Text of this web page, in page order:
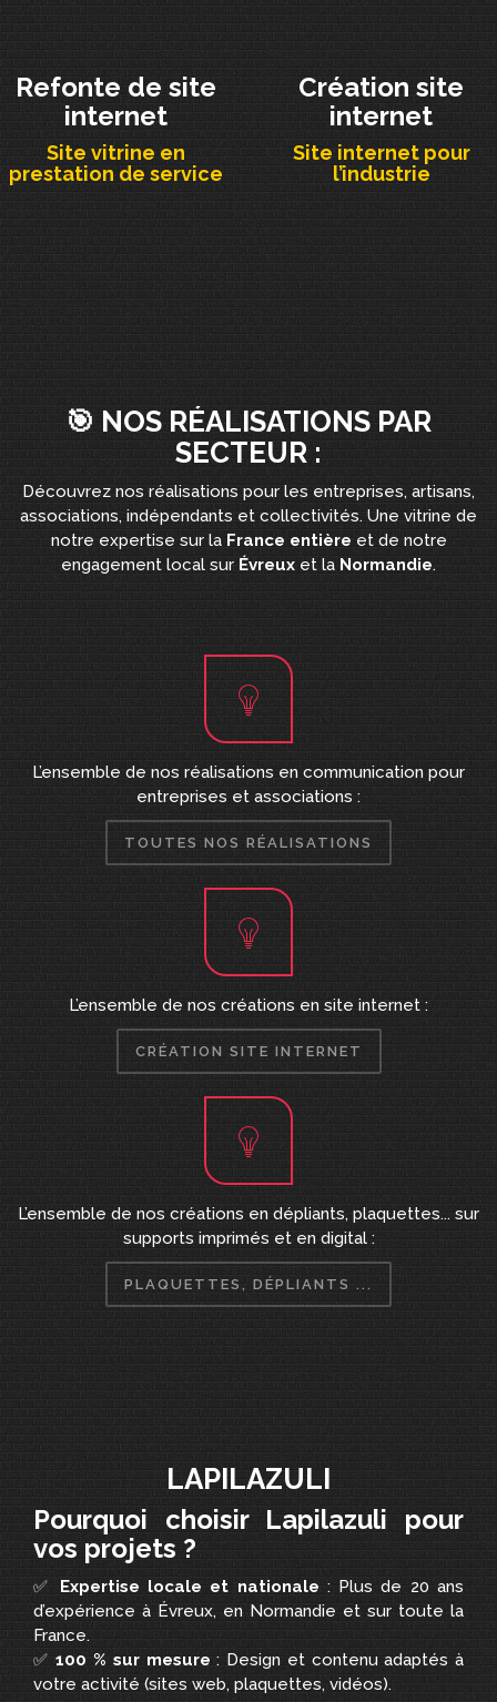
Refonte de site
internet
Site vitrine en
prestation de service
Création site
internet
Site internet pour
l’industrie
🎯 NOS RÉALISATIONS PAR
SECTEUR :
Découvrez nos réalisations pour les entreprises, artisans,
associations, indépendants et collectivités. Une vitrine de
notre expertise sur la France entière et de notre
engagement local sur Évreux et la Normandie.
L’ensemble de nos réalisations en communication pour
entreprises et associations :
TOUTES NOS RÉALISATIONS
L’ensemble de nos créations en site internet :
CRÉATION SITE INTERNET
L’ensemble de nos créations en dépliants, plaquettes... sur
supports imprimés et en digital :
PLAQUETTES, DÉPLIANTS ...
LAPILAZULI
Pourquoi choisir Lapilazuli pour
vos projets ?
✅ Expertise locale et nationale : Plus de 20 ans
d’expérience à Évreux, en Normandie et sur toute la
France.
✅100 % sur mesure : Design et contenu adaptés à
votre activité (sites web, plaquettes, vidéos).